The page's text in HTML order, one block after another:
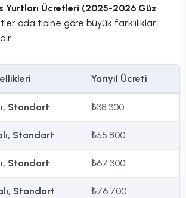
Yurtları Ücretleri (2025-2026 Güz
oda tipine göre büyük farklılıklar
Yarıyıl Ücreti
Standart ₺38.300
Standart ₺55.800
Standart ₺67.300
Standart ₺76.700